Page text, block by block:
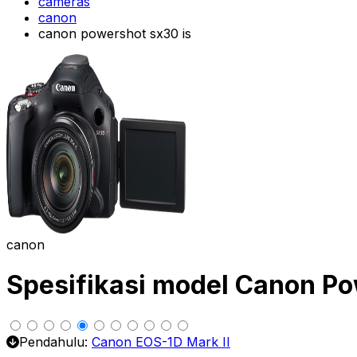
canon
canon powershot sx30 is
canon
Spesifikasi model Canon
Pendahulu: Canon EOS-1D Mark II